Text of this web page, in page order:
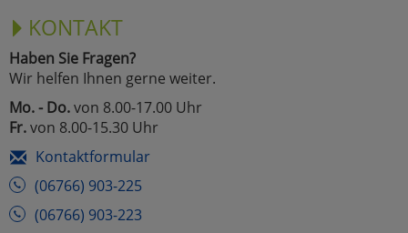
KONTAKT
Haben Sie Fragen?
Wir helfen Ihnen gerne weiter.
Mo. - Do.von 8.00-17.00 Uhr
Fr.von 8.00-15.30 Uhr
Kontaktformular
(06766) 903-225
(06766) 903-223